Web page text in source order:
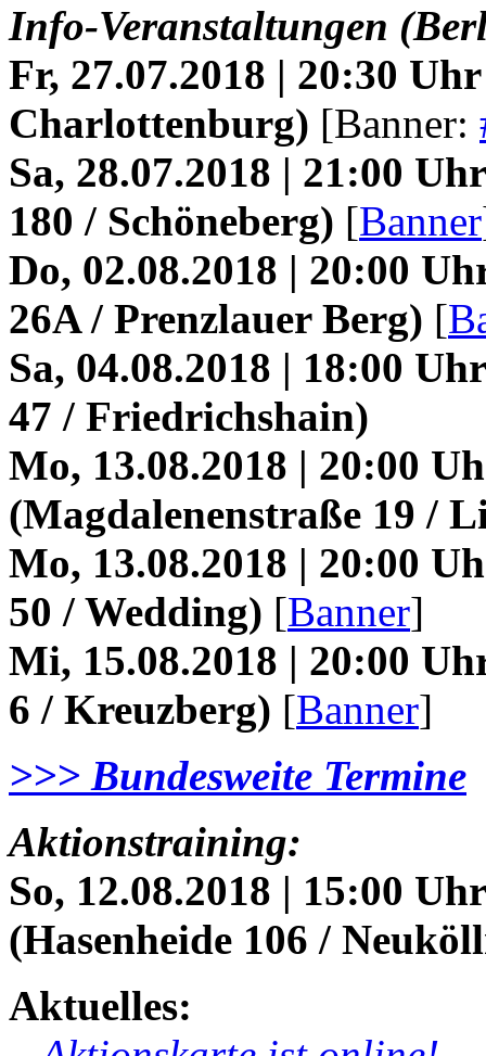
Info-Veranstaltungen
Fr, 27.07.2018 | 20:30
Charlottenburg) [Banner:
Sa, 28.07.2018 | 21:00
180 / Schöneberg) [Banner
Do, 02.08.2018 | 20:00
26A / Prenzlauer Berg) [
Sa, 04.08.2018 | 18:00
47 / Friedrichshain)
Mo, 13.08.2018 | 20:00
(Magdalenenstraße 19 /
Mo, 13.08.2018 | 20:00
50 / Wedding) [Banner]
Mi, 15.08.2018 | 20:00
6 / Kreuzberg) [Banner]
>>> Bundesweite Termine
Aktionstraining:
So, 12.08.2018 | 15:00
(Hasenheide 106 /
Aktuelles: